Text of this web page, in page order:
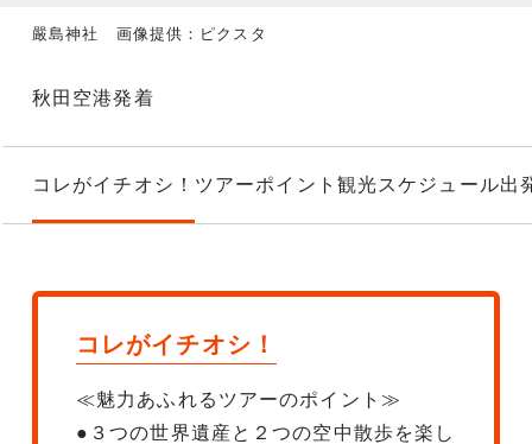
嚴島神社 画像提供：ピクスタ
秋田空港発着
コレがイチオシ！ ツアーポイント 観光スケジュール出
コレがイチオシ！
≪魅力あふれるツアーのポイント≫
●３つの世界遺産と２つの空中散歩を楽し